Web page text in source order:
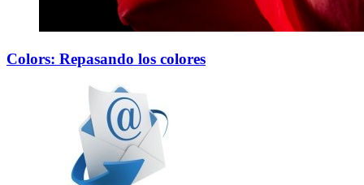
Colors: Repasando los colores